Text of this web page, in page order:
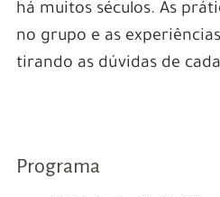
há muitos séculos. As
no grupo e as
tirando as dúvidas de
Programa